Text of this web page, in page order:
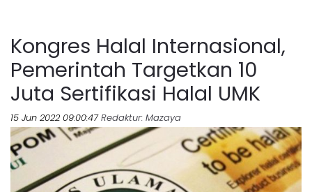
Kongres Halal Internasional,
Pemerintah Targetkan 10
Juta Sertifikasi Halal UMK
15 Jun 2022 09:00:47 Redaktur: Mazaya